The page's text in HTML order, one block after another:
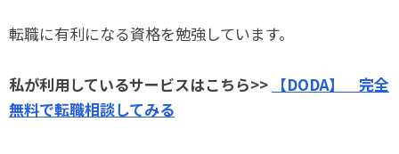
転職に有利になる資格を勉強しています。
私が利用しているサービスはこちら>> 【DODA】 完全
無料で転職相談してみる